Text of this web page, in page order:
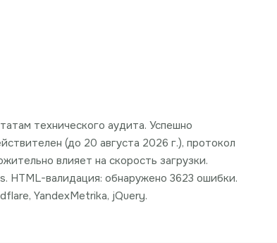
технического аудита. Успешно
(до 20 августа 2026 г.), протокол
влияет на скорость загрузки.
HTML-валидация: обнаружено 3623 ошибки.
YandexMetrika, jQuery.